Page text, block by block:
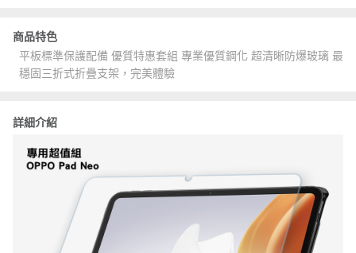
商品特色
平板標準保護配備 優質特惠套組 專業優質鋼化 超清晰防爆玻璃 最
穩固三折式折疊支架，完美體驗
詳細介紹